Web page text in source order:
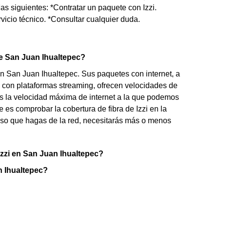
siguientes: *Contratar un paquete con Izzi.
técnico. *Consultar cualquier duda.
San Juan Ihualtepec?
San Juan Ihualtepec. Sus paquetes con internet, a
plataformas streaming, ofrecen velocidades de
la velocidad máxima de internet a la que podemos
comprobar la cobertura de fibra de Izzi en la
que hagas de la red, necesitarás más o menos
en San Juan Ihualtepec?
Ihualtepec?